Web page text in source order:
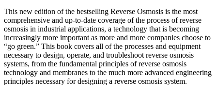
This new edition of the bestselling Reverse Osmosis is the most
comprehensive and up-to-date coverage of the process of reverse
osmosis in industrial applications, a technology that is becoming
increasingly more important as more and more companies choose to
“go green.” This book covers all of the processes and equipment
necessary to design, operate, and troubleshoot reverse osmosis
systems, from the fundamental principles of reverse osmosis
technology and membranes to the much more advanced engineering
principles necessary for designing a reverse osmosis system.